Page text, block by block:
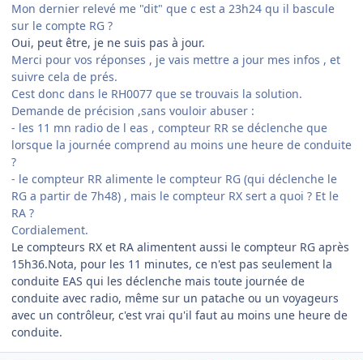
Mon dernier relevé me "dit" que c est a 23h24 qu il bascule
sur le compte RG ?
Oui, peut être, je ne suis pas à jour.
Merci pour vos réponses , je vais mettre a jour mes infos , et
suivre cela de prés.
Cest donc dans le RH0077 que se trouvais la solution.
Demande de précision ,sans vouloir abuser :
- les 11 mn radio de l eas , compteur RR se déclenche que
lorsque la journée comprend au moins une heure de conduite
?
- le compteur RR alimente le compteur RG (qui déclenche le
RG a partir de 7h48) , mais le compteur RX sert a quoi ? Et le
RA ?
Cordialement.
Le compteurs RX et RA alimentent aussi le compteur RG après
15h36.Nota, pour les 11 minutes, ce n'est pas seulement la
conduite EAS qui les déclenche mais toute journée de
conduite avec radio, même sur un patache ou un voyageurs
avec un contrôleur, c'est vrai qu'il faut au moins une heure de
conduite.